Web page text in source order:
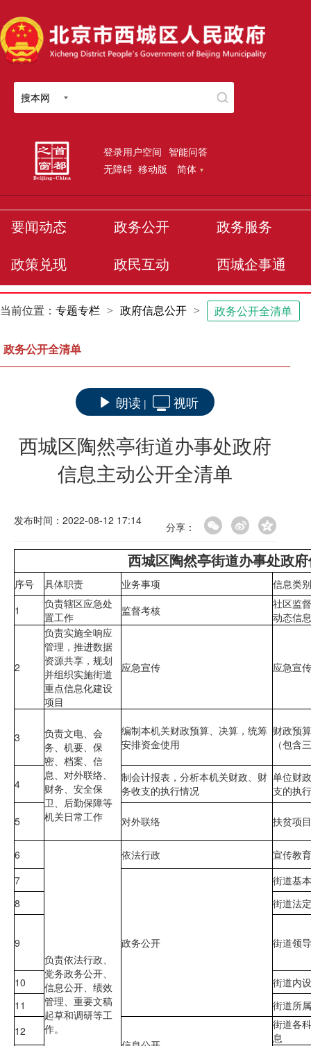
搜本网
登录用户空间 智能问答
无障碍 移动版 简体
要闻动态 政务公开 政务服务
政策兑现 政民互动 西城企事通
当前位置： 专题专栏 > 政府信息公开 > 政务公开全清单
政务公开全清单
朗读 | 视听
西城区陶然亭街道办事处政府
信息主动公开全清单
发布时间：2022-08-12 17:14 分享：
西城区陶然亭街道办事处政
序号 具体职责 业务事项
信息类别
1
负责辖区应急处
置工作
监督考核
社区监
动态信息
2
负责实施全响应
管理，推进数据
资源共享，规划
并组织实施街道
重点信息化建设
项目
应急宣传 应急宣
3
负责文电、会
务、机要、保
密、档案、信
息、对外联络、
财务、安全保
卫、后勤保障等
机关日常工作
编制本机关财政预算、决算，统筹
安排资金使用
财政预
（包含
4
制会计报表，分析本机关财政、财
务收支的执行情况
单位财
支的执
5 对外联络 扶贫项目
6
负责依法行政、
党务政务公开、
信息公开、绩效
管理、重要文稿
起草和调研等工
作。
依法行政
宣传教
7
政务公开
街道基
8
街道法
9 街道领
10
街道内
11
街道所
12
街道各
息